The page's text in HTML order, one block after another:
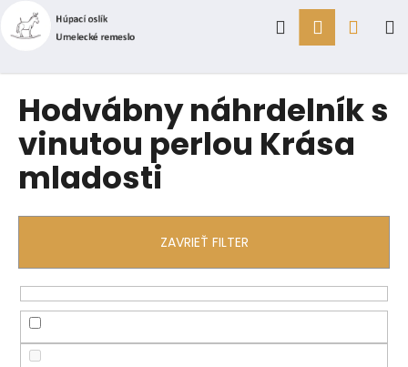
obsah
Hľadať
košík
Hodvábny náhrdelník s
vinutou perlou Krása
mladosti
ZAVRIEŤ FILTER
o
í
Späť
Späť
Č
o
p
o
t
r
b
u
j
e